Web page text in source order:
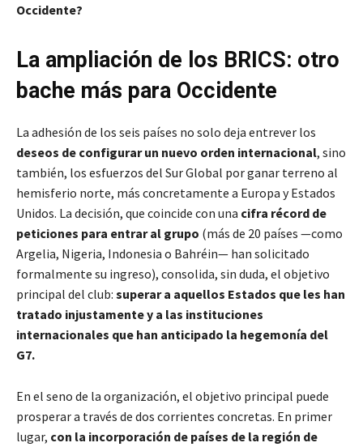
Occidente?
La ampliación de los BRICS: otro
bache más para Occidente
La adhesión de los seis países no solo deja entrever los
deseos de configurar un nuevo orden internacional, sino
también, los esfuerzos del Sur Global por ganar terreno al
hemisferio norte, más concretamente a Europa y Estados
Unidos. La decisión, que coincide con una cifra récord de
peticiones para entrar al grupo (más de 20 países —como
Argelia, Nigeria, Indonesia o Bahréin— han solicitado
formalmente su ingreso), consolida, sin duda, el objetivo
principal del club: superar a aquellos Estados que les han
tratado injustamente y a las instituciones
internacionales que han anticipado la hegemonía del
G7.
En el seno de la organización, el objetivo principal puede
prosperar a través de dos corrientes concretas. En primer
lugar, con la incorporación de países de la región de